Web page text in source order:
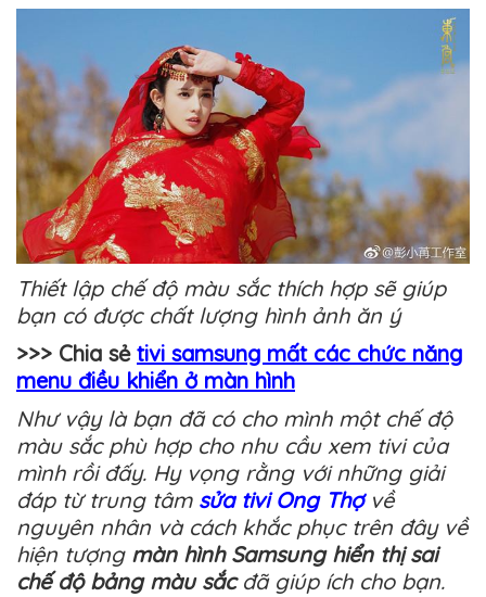
Thiết lập chế độ màu sắc thích hợp sẽ giúp
bạn có được chất lượng hình ảnh ăn ý
>>> Chia sẻ tivi samsung mất các chức năng
menu điều khiển ở màn hình
Như vậy là bạn đã có cho mình một chế độ
màu sắc phù hợp cho nhu cầu xem tivi của
mình rồi đấy. Hy vọng rằng với những giải
đáp từ trung tâm sửa tivi Ong Thợvề
nguyên nhân và cách khắc phục trên đây về
hiện tượng màn hình Samsung hiển thị sai
chế độ bảng màu sắcđã giúp ích cho bạn.